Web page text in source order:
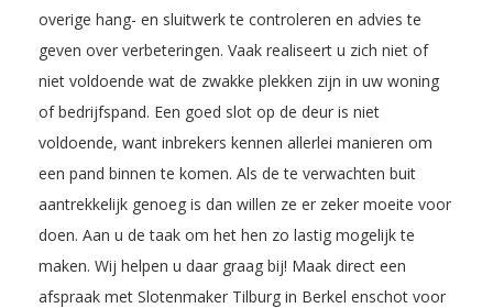
overige hang- en sluitwerk te controleren en advies te
geven over verbeteringen. Vaak realiseert u zich niet of
niet voldoende wat de zwakke plekken zijn in uw woning
of bedrijfspand. Een goed slot op de deur is niet
voldoende, want inbrekers kennen allerlei manieren om
een pand binnen te komen. Als de te verwachten buit
aantrekkelijk genoeg is dan willen ze er zeker moeite voor
doen. Aan u de taak om het hen zo lastig mogelijk te
maken. Wij helpen u daar graag bij! Maak direct een
afspraak met Slotenmaker Tilburg in Berkel enschot voor